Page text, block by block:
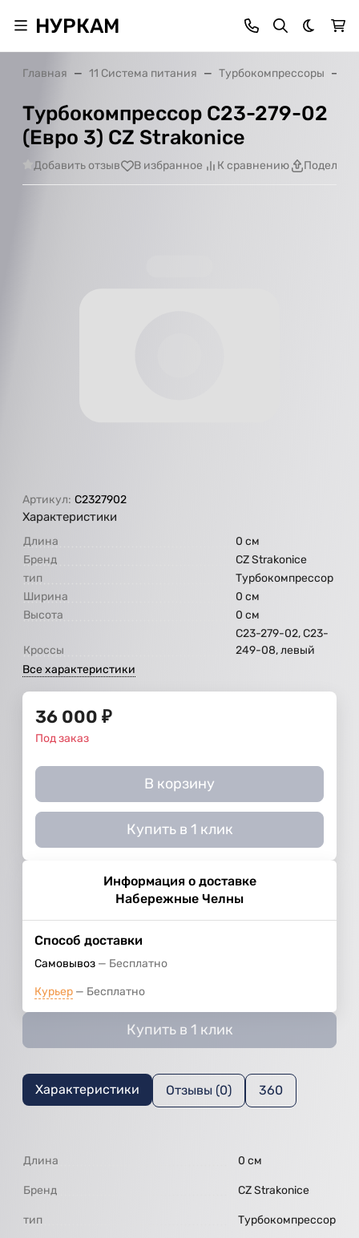
НУРКАМ Темная
Главная 11 Система питания Турбокомпрессоры
Турбокомпрессор С23-279-02
(Евро 3) CZ Strakonice
Добавить отзыв В избранное К сравнению
Артикул: C2327902
Характеристики
Длина
0 см
Бренд
CZ Strakonice
тип
Турбокомпрессор
Ширина
0 см
Высота
0 см
Кроссы
С23-279-02, С23-
249-08, левый
Все характеристики
36 000 ₽
Под заказ
В корзину
Купить в 1 клик
Информация о доставке
Набережные Челны
Способ доставки
Самовывоз Бесплатно
Курьер Бесплатно
Купить в 1 клик
Характеристики Отзывы (0) 360
Длина 0 см
Бренд CZ Strakonice
тип Турбокомпрессор